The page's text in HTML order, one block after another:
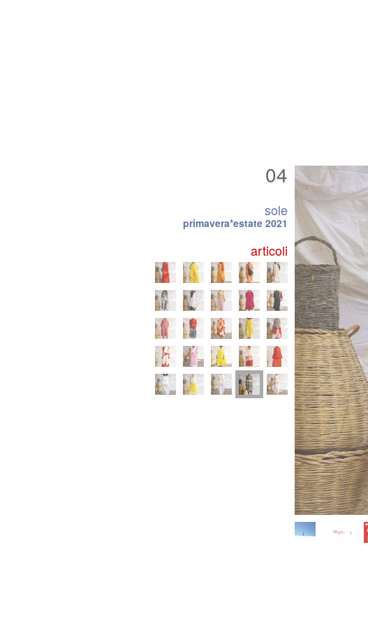
04
sole
primavera*estate 2021
articoli